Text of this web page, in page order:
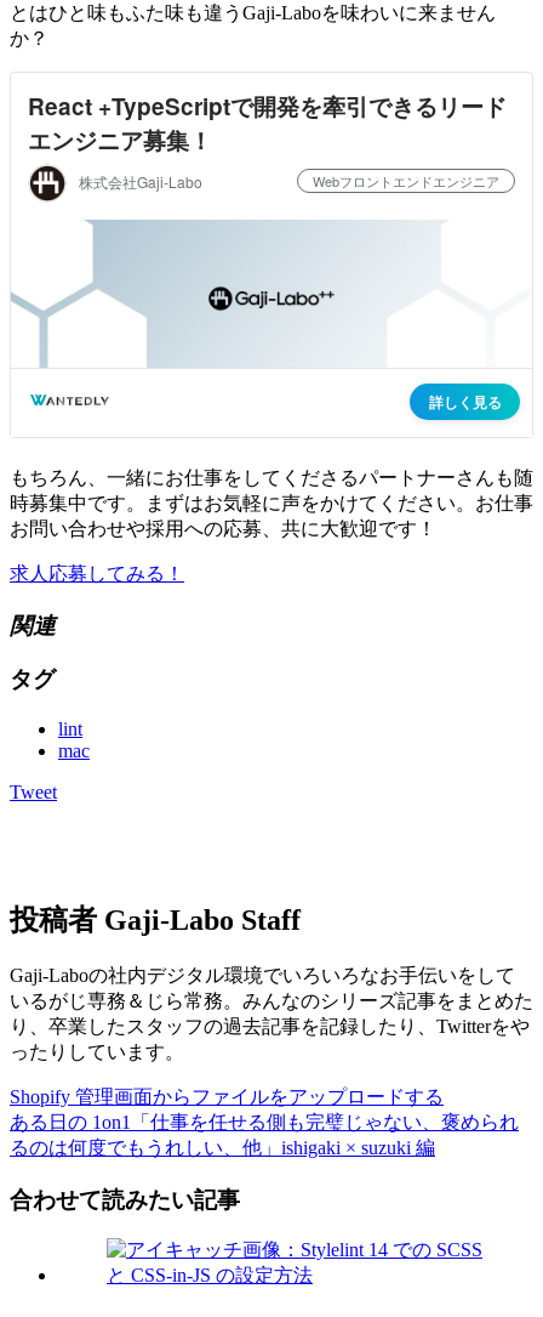
とはひと味もふた味も違うGaji-Laboを味わいに来ません
か？
もちろん、一緒にお仕事をしてくださるパートナーさんも随
時募集中です。まずはお気軽に声をかけてください。お仕事
お問い合わせや採用への応募、共に大歓迎です！
求人応募してみる！
関連
タグ
lint
mac
Tweet
投稿者 Gaji-Labo Staff
Gaji-Laboの社内デジタル環境でいろいろなお手伝いをして
いるがじ専務＆じら常務。みんなのシリーズ記事をまとめた
り、卒業したスタッフの過去記事を記録したり、Twitterをや
ったりしています。
Shopify 管理画面からファイルをアップロードする
ある日の 1on1「仕事を任せる側も完璧じゃない、褒められ
るのは何度でもうれしい、他」ishigaki × suzuki 編
合わせて読みたい記事